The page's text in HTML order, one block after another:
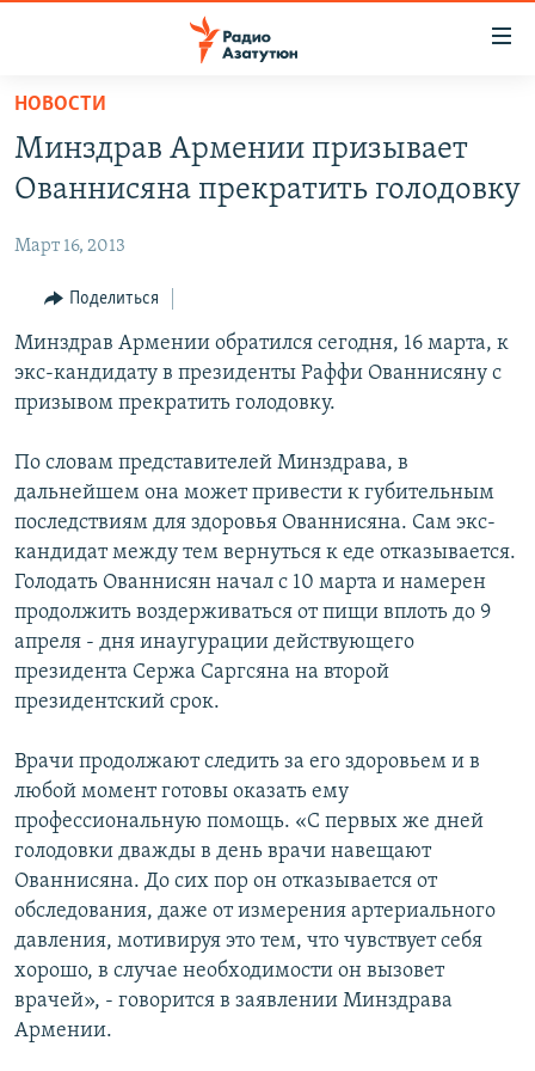
Перейти
основному
содержанию
навигации
Перейти
поиску
НОВОСТИ
ОБЩЕСТВО
ЭКОНОМИКА
РЕГИОН
НАГОРНЫЙ КАРАБАХ
СПОРТ
АРХИВ
Հայերեն
English
Русский
НОВОСТИ
Минздрав Армении призывает
Ованнисяна прекратить голодовку
Март 16, 2013
Поделиться
Минздрав Армении обратился сегодня, 16 марта, к
экс-кандидату в президенты Раффи Ованнисяну с
призывом прекратить голодовку.
По словам представителей Минздрава, в
дальнейшем она может привести к губительным
последствиям для здоровья Ованнисяна. Сам экс-
кандидат между тем вернуться к еде отказывается.
Голодать Ованнисян начал с 10 марта и намерен
продолжить воздерживаться от пищи вплоть до 9
апреля - дня инаугурации действующего
президента Сержа Саргсяна на второй
президентский срок.
Врачи продолжают следить за его здоровьем и в
любой момент готовы оказать ему
профессиональную помощь. «С первых же дней
голодовки дважды в день врачи навещают
Ованнисяна. До сих пор он отказывается от
обследования, даже от измерения артериального
давления, мотивируя это тем, что чувствует себя
хорошо, в случае необходимости он вызовет
врачей», - говорится в заявлении Минздрава
Армении.